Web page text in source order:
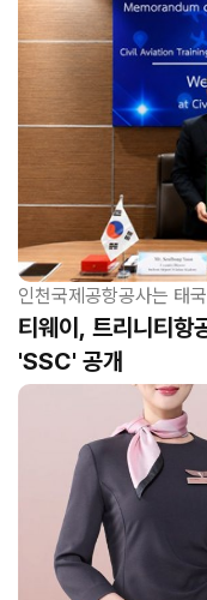
인천국제공항공사는 태
티웨이, 트리니티항
'SSC' 공개